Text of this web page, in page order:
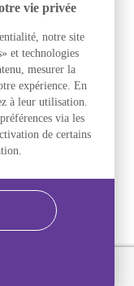
vie privée
notre site
et technologies
mesurer la
expérience. En
à leur utilisation.
via les
de certains